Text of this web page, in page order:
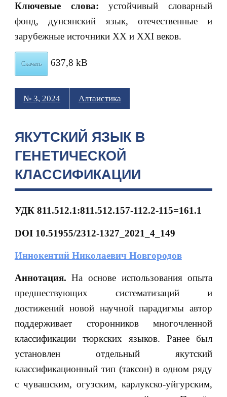
Ключевые слова: устойчивый словарный
фонд, дунсянский язык, отечественные и
зарубежные источники XX и XXI веков.
Скачать 637,8 kB
№ 3, 2024 Алтаистика
ЯКУТСКИЙ ЯЗЫК В
ГЕНЕТИЧЕСКОЙ
КЛАССИФИКАЦИИ
УДК 811.512.1:811.512.157-112.2-115=161.1
DOI 10.51955/2312-1327_2021_4_149
Иннокентий Николаевич Новгородов
Аннотация. На основе использования опыта
предшествующих систематизаций и
достижений новой научной парадигмы автор
поддерживает сторонников многочленной
классификации тюркских языков. Ранее был
установлен отдельный якутский
классификационный тип (таксон) в одном ряду
с чувашским, огузским, карлукско-уйгурским,